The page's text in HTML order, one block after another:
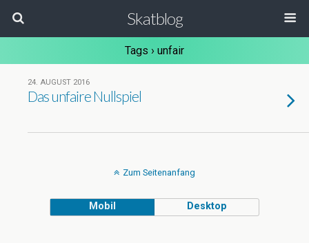
Skatblog
Tags › unfair
24. AUGUST 2016
Das unfaire Nullspiel
Zum Seitenanfang
Mobil Desktop